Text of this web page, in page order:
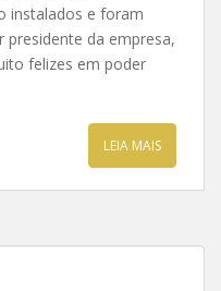
instalados e foram
da empresa,
felizes em poder
LEIA MAIS